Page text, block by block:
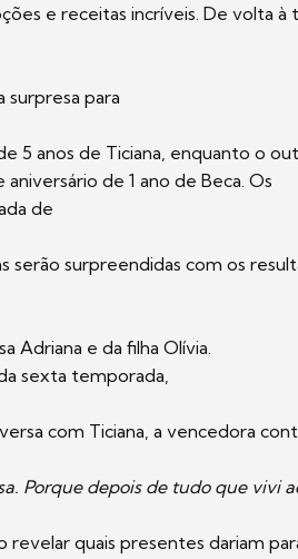
e receitas incríveis. De volta à
surpresa para
5 anos de Ticiana, enquanto o
de 1 ano de Beca. Os
de
serão surpreendidas com os
Adriana e da filha Olívia.
sexta temporada,
com Ticiana, a vencedora
Porque depois de tudo que vivi
quais presentes dariam